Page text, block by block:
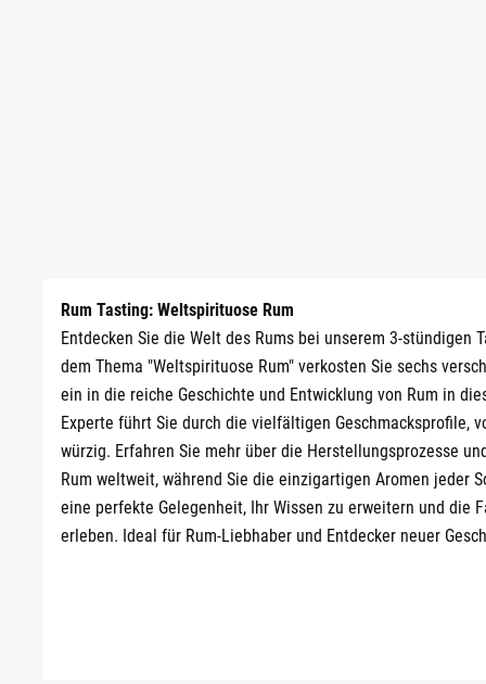
Rum Tasting: Weltspirituose Rum
Entdecken Sie die Welt des Rums bei unserem 3-stündigen
dem Thema "Weltspirituose Rum" verkosten Sie sechs
ein in die reiche Geschichte und Entwicklung von Rum in
Experte führt Sie durch die vielfältigen Geschmacksprofile,
würzig. Erfahren Sie mehr über die Herstellungsprozesse
Rum weltweit, während Sie die einzigartigen Aromen jeder
eine perfekte Gelegenheit, Ihr Wissen zu erweitern und die
erleben. Ideal für Rum-Liebhaber und Entdecker neuer